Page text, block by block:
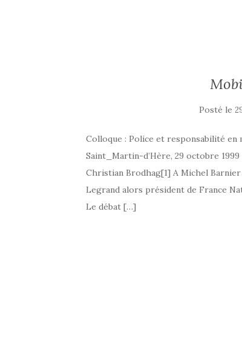
Posté le
Colloque : Police et responsabilité en
Saint_Martin-d’Hère, 29 octobre
Christian Brodhag[1] A Michel
Legrand alors président de France
Le débat […]